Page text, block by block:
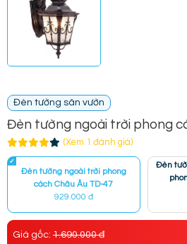
Đèn tường sân vườn
Đèn tường ngoài trời phong
(Xem 1 đánh giá)
Đèn tường ngoài trời phong
cách Châu Âu TD-47
929.000 đ
Đèn
Giá gốc: 1.690.000 đ